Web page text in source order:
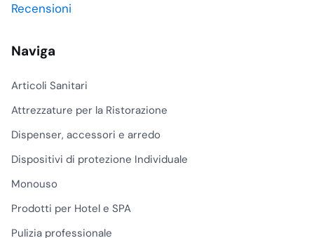
Recensioni
Naviga
Articoli Sanitari
Attrezzature per la Ristorazione
Dispenser, accessori e arredo
Dispositivi di protezione Individuale
Monouso
Prodotti per Hotel e SPA
Pulizia professionale